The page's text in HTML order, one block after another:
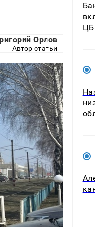
Орлов
Автор статьи
ЦБ